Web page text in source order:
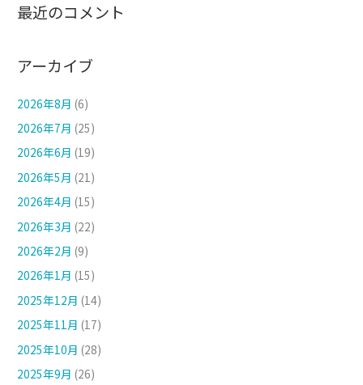
最近のコメント
アーカイブ
2026年8月 (6)
2026年7月 (25)
2026年6月 (19)
2026年5月 (21)
2026年4月 (15)
2026年3月 (22)
2026年2月 (9)
2026年1月 (15)
2025年12月 (14)
2025年11月 (17)
2025年10月 (28)
2025年9月 (26)